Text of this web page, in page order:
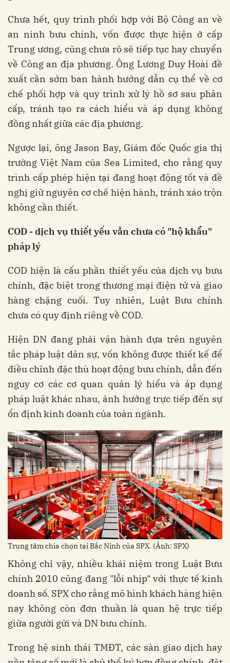
Chưa hết, quy trình phối hợp với Bộ Công an về
an ninh bưu chính, vốn được thực hiện ở cấp
Trung ương, cũng chưa rõ sẽ tiếp tục hay chuyển
về Công an địa phương. Ông Lương Duy Hoài đề
xuất cần sớm ban hành hướng dẫn cụ thể về cơ
chế phối hợp và quy trình xử lý hồ sơ sau phân
cấp, tránh tạo ra cách hiểu và áp dụng không
đồng nhất giữa các địa phương.
Ngược lại, ông Jason Bay, Giám đốc Quốc gia thị
trường Việt Nam của Sea Limited, cho rằng quy
trình cấp phép hiện tại đang hoạt động tốt và đề
nghị giữ nguyên cơ chế hiện hành, tránh xáo trộn
không cần thiết.
COD - dịch vụ thiết yếu vẫn chưa có "hộ khẩu"
pháp lý
COD hiện là cấu phần thiết yếu của dịch vụ bưu
chính, đặc biệt trong thương mại điện tử và giao
hàng chặng cuối. Tuy nhiên, Luật Bưu chính
chưa có quy định riêng về COD.
Hiện DN đang phải vận hành dựa trên nguyên
tắc pháp luật dân sự, vốn không được thiết kế để
điều chỉnh đặc thù hoạt động bưu chính, dẫn đến
nguy cơ các cơ quan quản lý hiểu và áp dụng
pháp luật khác nhau, ảnh hưởng trực tiếp đến sự
ổn định kinh doanh của toàn ngành.
Trung tâm chia chọn tại Bắc Ninh của SPX. (Ảnh: SPX)
Không chỉ vậy, nhiều khái niệm trong Luật Bưu
chính 2010 cũng đang "lỗi nhịp" với thực tế kinh
doanh số. SPX cho rằng mô hình khách hàng hiện
nay không còn đơn thuần là quan hệ trực tiếp
giữa người gửi và DN bưu chính.
Trong hệ sinh thái TMĐT, các sàn giao dịch hay